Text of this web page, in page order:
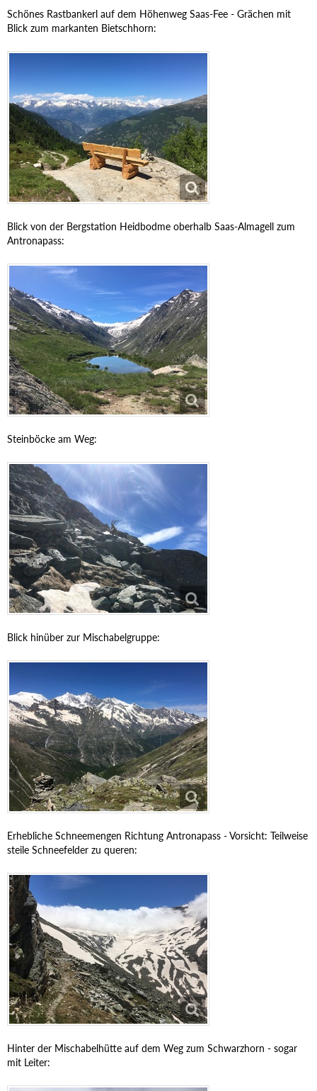
Schönes Rastbankerl auf dem Höhenweg Saas-Fee - Grächen mit
Blick zum markanten Bietschhorn:
Blick von der Bergstation Heidbodme oberhalb Saas-Almagell zum
Antronapass:
Steinböcke am Weg:
Blick hinüber zur Mischabelgruppe:
Erhebliche Schneemengen Richtung Antronapass - Vorsicht: Teilweise
steile Schneefelder zu queren:
Hinter der Mischabelhütte auf dem Weg zum Schwarzhorn - sogar
mit Leiter: